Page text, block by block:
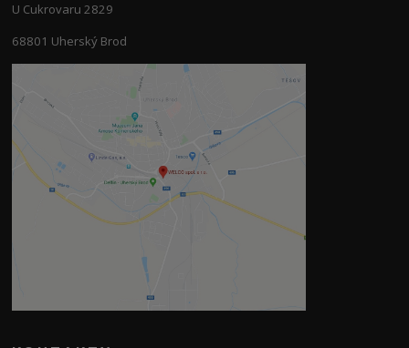
U Cukrovaru 2829
68801 Uherský Brod